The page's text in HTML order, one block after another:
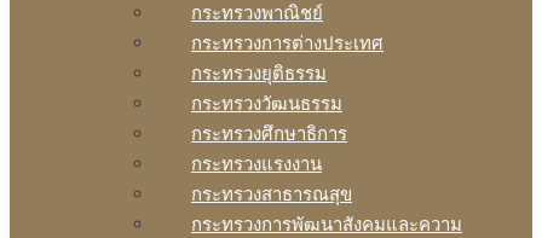
กระทรวงพาณิชย์
กระทรวงการต่างประเทศ
กระทรวงยุติธรรม
กระทรวงวัฒนธรรม
กระทรวงศึกษาธิการ
กระทรวงแรงงาน
กระทรวงสาธารณสุข
กระทรวงการพัฒนาสังคมและความ